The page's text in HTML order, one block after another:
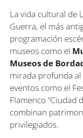
La vida cultural de
Guerra, el más
programación
museos como el
Museos de
mirada profunda al
eventos como el
Flamenco “Ciudad
combinan
privilegiados.